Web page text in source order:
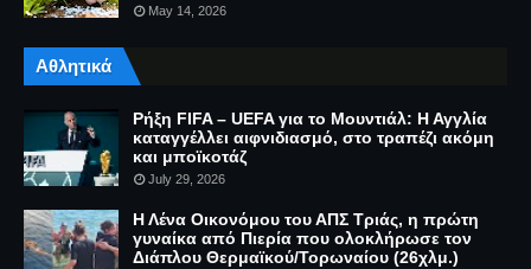
May 14, 2026
Αθλητικά
Ρήξη FIFA – UEFA για το Μουντιάλ: Η Αγγλία
καταγγέλλει αιφνιδιασμό, στο τραπέζι ακόμη
και μποϊκοτάζ
July 29, 2026
Η Λένα Οικονόμου του ΑΠΣ Τριάς, η πρώτη
γυναίκα από Πιερία που ολοκλήρωσε τον
Διάπλου Θερμαϊκού/Τορωναίου (26χλμ.)